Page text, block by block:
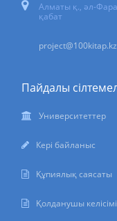
Алматы қ., әл-
қабат
project@100kitap.kz
Пайдалы
Университеттер
Кері байланыс
Құпиялық саясаты
Қолданушы келісімі